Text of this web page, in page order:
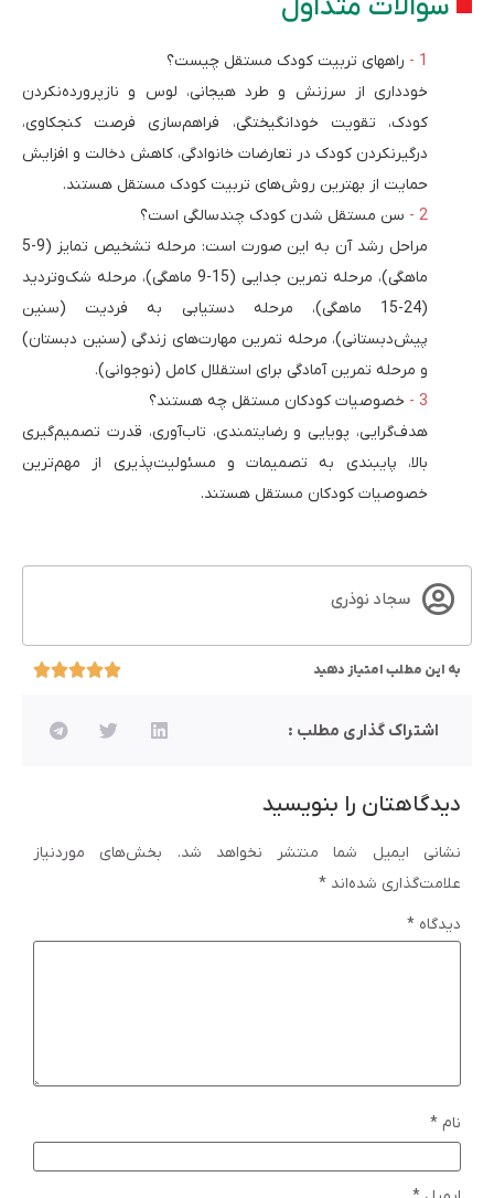
راههای تربیت کودک مستقل چیست؟
خودداری از سرزنش و طرد هیجانی، لوس و نازپرورده‌نکردن
کودک، تقویت خودانگیختگی، فراهم‌سازی فرصت کنجکاوی،
درگیر‌نکردن کودک در تعارضات خانوادگی، کاهش دخالت و افزایش
حمایت از بهترین روش‌های تربیت کودک مستقل هستند.
سن مستقل شدن کودک چندسالگی است؟
مراحل رشد آن به‌ این صورت است: مرحله تشخیص تمایز (9-5
ماهگی)، مرحله تمرین جدایی (15-9 ماهگی)، مرحله شک‌وتردید
(24-15 ماهگی)، مرحله دستیابی به فردیت (سنین
پیش‌دبستانی)، مرحله تمرین مهارت‌های زندگی (سنین دبستان)
و مرحله تمرین آمادگی برای استقلال کامل (نوجوانی).
خصوصیات کودکان مستقل چه هستند؟
هدف‌گرایی، پویایی و رضایتمندی، تاب‌آوری، قدرت تصمیم‌گیری
بالا، پایبندی به تصمیمات و مسئولیت‌پذیری از مهم‌ترین
خصوصیات کودکان مستقل هستند.
سجاد نوذری
به این مطلب امتیاز دهید
اشتراک گذاری مطلب :
دیدگاهتان را بنویسید
نشانی ایمیل شما منتشر نخواهد شد.
بخش‌های موردنیاز
علامت‌گذاری شده‌اند *
دیدگاه *
نام *